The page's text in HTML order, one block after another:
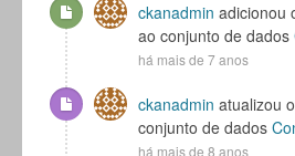
ckanadmin adicionou
ao conjunto de dados
há mais de 7 anos
ckanadmin atualizou
conjunto de dados
há mais de 8 anos